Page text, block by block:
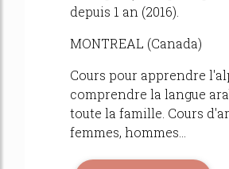
depuis 1 an (2016).
MONTREAL (Canada)
Cours pour apprendre
comprendre la langue
toute la famille. Cours
femmes, hommes...